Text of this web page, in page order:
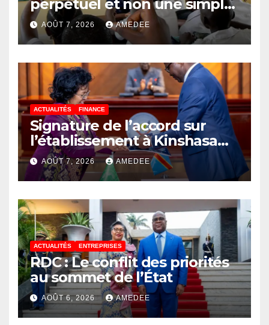
perpétuel et non une simple
étape de la vie
AOÛT 7, 2026 AMEDEE
ACTUALITÉS FINANCE
Signature de l’accord sur
l’établissement à Kinshasa
du bureau-pays de l’Agence
de développement de
l’Union africaine–Nouveau
Partenariat pour le
développement de l’Afrique
(AUDA-NEPAD)
AOÛT 7, 2026 AMEDEE
ACTUALITÉS ENTREPRISES
RDC : Le conflit des priorités
au sommet de l’État
AOÛT 6, 2026 AMEDEE